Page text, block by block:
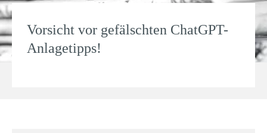
Vorsicht vor gefälschten ChatGPT-
Anlagetipps!